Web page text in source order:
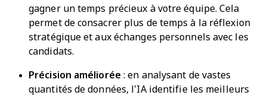
gagner un temps précieux à votre équipe. Cela
permet de consacrer plus de temps à la réflexion
stratégique et aux échanges personnels avec les
candidats.
Précision améliorée : en analysant de vastes
quantités de données, l’IA identifie les meilleurs